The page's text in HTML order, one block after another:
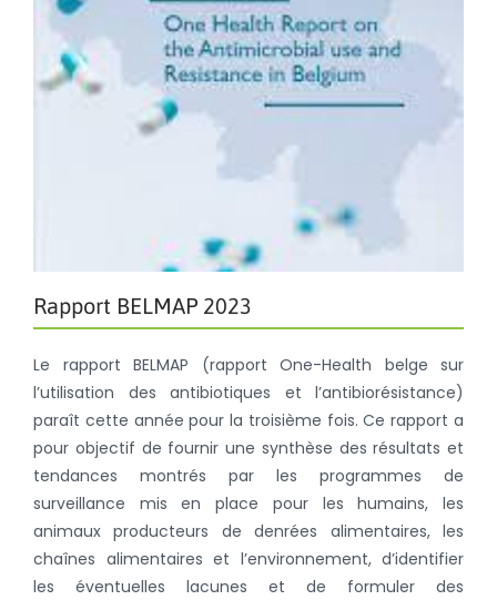
Rapport BELMAP 2023
Le rapport BELMAP (rapport One-Health belge sur
l’utilisation des antibiotiques et l’antibiorésistance)
paraît cette année pour la troisième fois. Ce rapport a
pour objectif de fournir une synthèse des résultats et
tendances montrés par les programmes de
surveillance mis en place pour les humains, les
animaux producteurs de denrées alimentaires, les
chaînes alimentaires et l’environnement, d’identifier
les éventuelles lacunes et de formuler des